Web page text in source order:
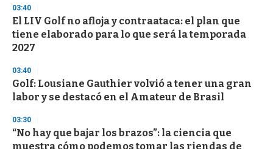
s
e
c
o
n
03:40
El LIV Golf no afloja y contraataca: el plan que
tiene elaborado para lo que será la temporada
2027
03:40
Golf: Lousiane Gauthier volvió a tener una gran
labor y se destacó en el Amateur de Brasil
03:30
“No hay que bajar los brazos”: la ciencia que
muestra cómo podemos tomar las riendas de